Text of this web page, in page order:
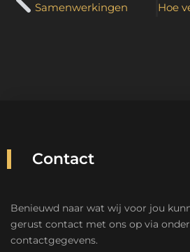
Samenwerkingen
Contact
Benieuwd naar wat wij voor jou
gerust contact met ons op via
contactgegevens.